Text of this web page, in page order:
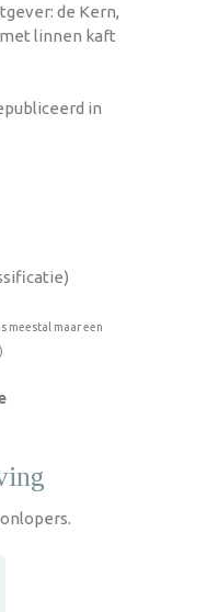
de Kern,
met linnen kaft
in
meestal maar een